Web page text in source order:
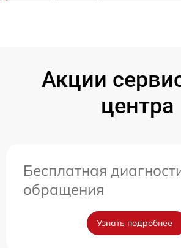
Акции
центра
Бесплатная
обращения
Узнать подробнее